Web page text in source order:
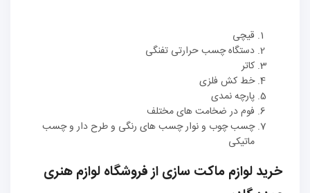
قیچی
دستگاه چسب حرارتی تفنگی
کاتر
خط کش فلزی
پارچه نمدی
فوم در ضخامت های مختلف
چسب چوب و نوار چسب های رنگی و طرح دار و چسب
ماتیکی
خرید لوازم ماکت سازی از فروشگاه لوازم هنری